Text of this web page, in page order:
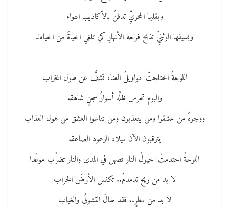
وبقلبها الحجريِّ تدفنُ بالأكاذيب الهواء
وبسيفها الوثنيِّ تذبح فرحة الأنهارِ كي تلغي الحياةَ من الحياه!.
اللوحةُ اختلجتْ: مواويلُ العناء تشفُّ عن طول اغتراب
والبوم تحرس ظلَّه أسوارُ سجنٍ شاهقه
ووجوهُ من عشقوا ومن يتعذبون ومن تناسوا العشق من هول العذاب
يترقبون الآن ميلاد الرعود الصاعقه
اللوحةُ احتدمتْ: خيولُ النار تصهل في المدى والنار تضرُب موعَدا
لا بد من ريح تدمدمُ.. تكنس الأرضَ الخراب
لا بد من مطرٍ.. فقد طالَ التشوقُ والغياب